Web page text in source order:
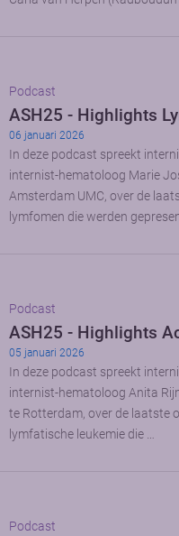
Podcast
ASH25 - Highlights
06 januari 2026
In deze podcast spreekt
internist-hematoloog Marie
Amsterdam UMC, over de
lymfomen die werden
Podcast
ASH25 - Highlights
05 januari 2026
In deze podcast spreekt
internist-hematoloog Anita
te Rotterdam, over de laatste
lymfatische leukemie die …
Podcast